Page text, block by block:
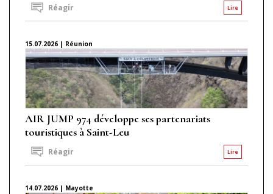
Lire
Réagir
15.07.2026 | Réunion
AIR JUMP 974 développe ses partenariats
touristiques à Saint-Leu
Lire
Réagir
14.07.2026 | Mayotte